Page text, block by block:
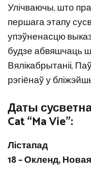
Улічваючы, што
першага этапу
упэўненасцю
будзе абвяшчаць
Вялікабрытаніі,
рэгіёнаў у
Даты
Cat “Ma Vie”:
Лістапад
18 – Окленд,